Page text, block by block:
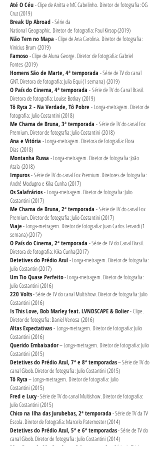
Até O Céu- Clipe de Anitta e MC Cabelinho. Diretor de fotografia: OG
Cruz (2019)
Break Up Abroad- Série da
National Geographic. Diretor de fotografia: Paul Kirsop (2019)
Não Tem no Mapa - Clipe de Ana Carolina. Diretor de fotografia:
Vinicius Brum (2019)
Famoso- Clipe de Aluna George. Diretor de fotografia: Gabriel
Fontes (2019)
Homens São de Marte, 4ª temporada - Série de TV do canal
GNT. Diretora de fotografia: Julia Equi (1 semana) (2019)
O País do Cinema, 4ª temporada - Série de TV do Canal Brasil.
Diretora de fotografia: Louise Botkay (2019)
Tô Ryca 2 - Na Verdade, Tô Pobre- Longa-metragem. Diretor de
fotografia: Julio Costantini (2018)
Me Chama de Bruna, 3ª temporada - Série de TV do canal Fox
Premium. Diretor de fotografia: Julio Costantini (2018)
Ana e Vitória - Longa-metragem. Diretora de fotografia: Flora
Dias (2018)
Montanha Russa - Longa-metragem. Diretor de fotografia: João
Atala (2018)
Impuros-Série de TV do canal Fox Premium. Diretores de fotografia:
André Modugno e Kika Cunha (2017)
Os Salafrários- Longa-metragem. Diretor de fotografia: Julio
Costantini (2017)
Me Chama de Bruna, 2ª temporada - Série de TV do canal Fox
Premium. Diretor de fotografia: Julio Costantini (2017)
Viaje- Longa-metragem. Diretor de fotografia: Juan Carlos Lenardi (1
semana) (2017)
O País do Cinema, 2ª temporada - Série de TV do Canal Brasil.
Diretora de fotografia: Kika Cunha(2017)
Detetives do Prédio Azul- Longa-metragem. Diretor de fotografia:
Julio Costantin (2017)
Um Tio Quase Perfeito- Longa-metragem. Diretor de fotografia:
Julio Costantini (2016)
220 Volts- Série de TV do canal Multishow. Diretor de fotografia: Julio
Costantini (2016)
Is This Love, Bob Marley feat. LVNDSCAPE & Bolier- Clipe.
Diretor de fotografia: Daniel Venosa (2016)
Altas Expectativas- Longa-metragem. Diretor de fotografia: Julio
Costantini (2016)
Querido Embaixador– Longa-metragem. Diretor de fotografia: Julio
Costantini (2015)
Detetives do Prédio Azul, 7ª e 8ª temporadas– Série de TV do
canal Gloob. Diretor de fotografia: Julio Costantini (2015)
Tô Ryca– Longa-metragem. Diretor de fotografia: Julio
Costantini (2015)
Fred e Lucy- Série de TV do canal Multishow. Diretor de fotografia:
Julio Costantini (2015)
Chico na Ilha das Jurubebas, 2ª temporada- Série de TV da TV
Escola. Diretor de fotografia: Marcelo Paternoster (2014)
Detetives do Prédio Azul, 5ª e 6ª temporadas- Série de TV do
canal Gloob. Diretor de fotografia: Julio Costantini (2014)
Meu Passado Me Condena, 2 ª temporada
- Série de TV do